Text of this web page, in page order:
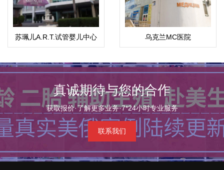
苏珮儿A.R.T.试管婴儿中心 乌克兰MC医院
真诚期待与您的合作
获取报价·了解更多业务·7*24小时专业服务
联系我们